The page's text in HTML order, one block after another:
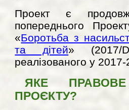
Проект є
попереднього
«Боротьба з
та дітей» (2017/
реалізованого у
ЯКЕ ПРАВОВЕ
ПРОЄКТУ?